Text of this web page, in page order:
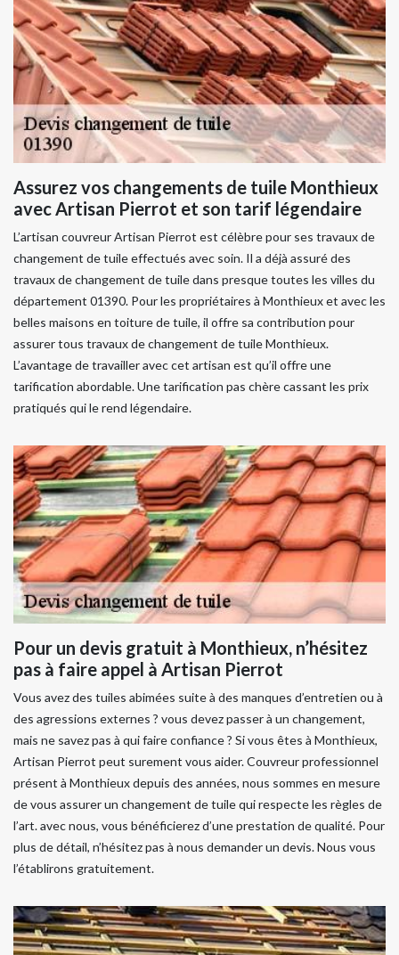
Assurez vos changements de tuile Monthieux
avec Artisan Pierrot et son tarif légendaire
L’artisan couvreur Artisan Pierrot est célèbre pour ses travaux de
changement de tuile effectués avec soin. Il a déjà assuré des
travaux de changement de tuile dans presque toutes les villes du
département 01390. Pour les propriétaires à Monthieux et avec les
belles maisons en toiture de tuile, il offre sa contribution pour
assurer tous travaux de changement de tuile Monthieux.
L’avantage de travailler avec cet artisan est qu’il offre une
tarification abordable. Une tarification pas chère cassant les prix
pratiqués qui le rend légendaire.
Pour un devis gratuit à Monthieux, n’hésitez
pas à faire appel à Artisan Pierrot
Vous avez des tuiles abimées suite à des manques d’entretien ou à
des agressions externes ? vous devez passer à un changement,
mais ne savez pas à qui faire confiance ? Si vous êtes à Monthieux,
Artisan Pierrot peut surement vous aider. Couvreur professionnel
présent à Monthieux depuis des années, nous sommes en mesure
de vous assurer un changement de tuile qui respecte les règles de
l’art. avec nous, vous bénéficierez d’une prestation de qualité. Pour
plus de détail, n’hésitez pas à nous demander un devis. Nous vous
l’établirons gratuitement.